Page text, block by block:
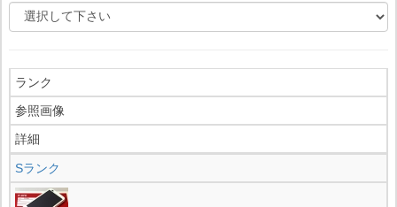
ランク
参照画像
詳細
Sランク